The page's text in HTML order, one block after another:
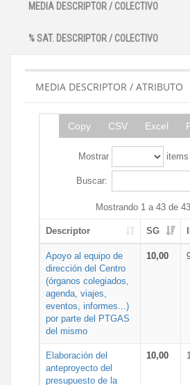
MEDIA DESCRIPTOR / COLECTIVO
% SAT. DESCRIPTOR / COLECTIVO
MEDIA DESCRIPTOR / ATRIBUTO
Copy CSV Excel
Mostrar
Buscar:
Mostrando 1 a 43 de
Descriptor SG
Apoyo al equipo de
dirección del Centro
(órganos colegiados,
agenda, viajes,
eventos, informes...)
por parte del PTGAS
del mismo
10,00
Elaboración del
anteproyecto del
presupuesto de la
10,00